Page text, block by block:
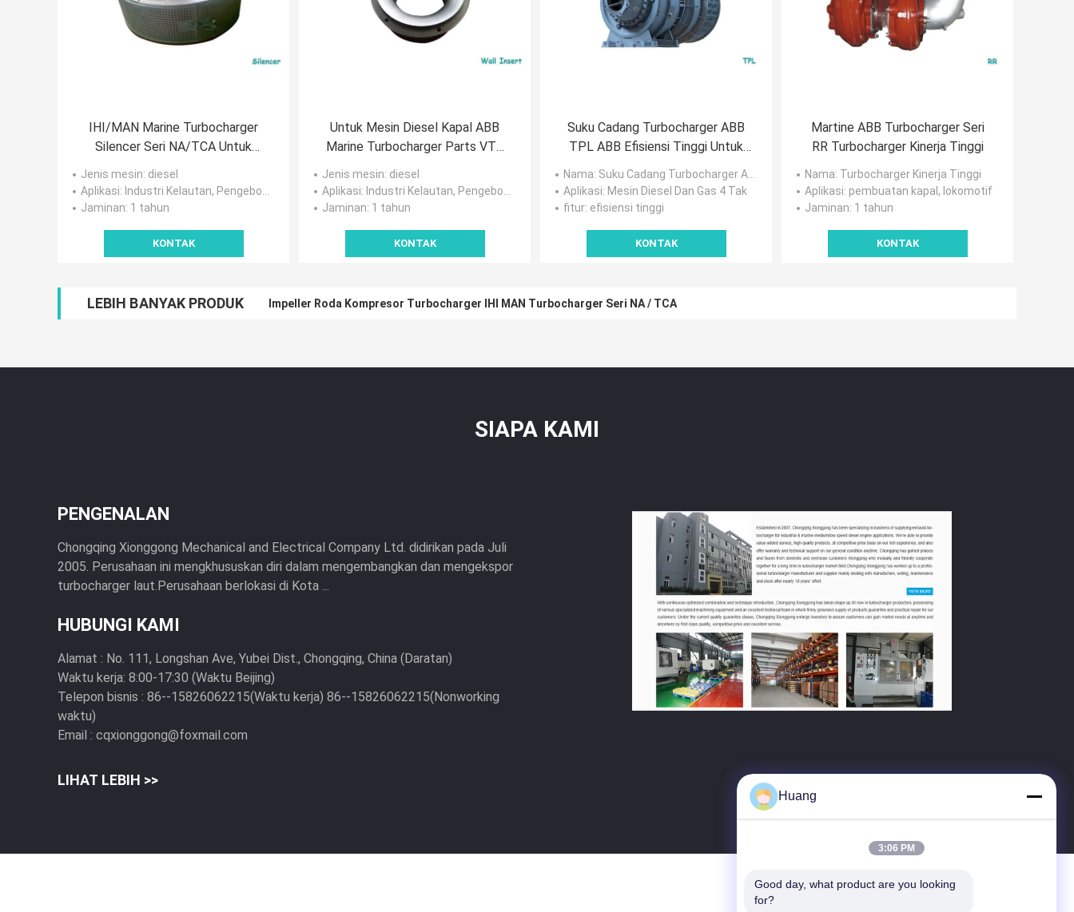
IHI/MAN Marine Turbocharger
Silencer Seri NA/TCA Untuk
Mesin Diesel Kapal
Jenis mesin: diesel
Aplikasi: Industri Kelautan, Pengeboran, dan Pertambangan
Jaminan: 1 tahun
KONTAK
Untuk Mesin Diesel Kapal ABB
Marine Turbocharger Parts VTC
Series Wall Insert
Jenis mesin: diesel
Aplikasi: Industri Kelautan, Pengeboran, dan Pertambangan
Jaminan: 1 tahun
KONTAK
Suku Cadang Turbocharger ABB
TPL ABB Efisiensi Tinggi Untuk
Mesin Diesel Dan Gas 4 Tak
Nama: Suku Cadang Turbocharger ABB
Aplikasi: Mesin Diesel Dan Gas 4 Tak
fitur: efisiensi tinggi
KONTAK
Martine ABB Turbocharger Seri
RR Turbocharger Kinerja Tinggi
Nama: Turbocharger Kinerja Tinggi
Aplikasi: pembuatan kapal, lokomotif
Jaminan: 1 tahun
KONTAK
LEBIH BANYAK PRODUK Impeller Roda Kompresor Turbocharger IHI MAN Turbocharger Seri NA / TCA
SIAPA KAMI
PENGENALAN
Chongqing Xionggong Mechanical and Electrical Company Ltd. didirikan pada Juli
2005. Perusahaan ini mengkhususkan diri dalam mengembangkan dan mengekspor
turbocharger laut.Perusahaan berlokasi di Kota ...
HUBUNGI KAMI
Alamat : No. 111, Longshan Ave, Yubei Dist., Chongqing, China (Daratan)
Waktu kerja: 8:00-17:30 (Waktu Beijing)
Telepon bisnis : 86--15826062215(Waktu kerja) 86--15826062215(Nonworking
waktu)
Email : cqxionggong@foxmail.com
LIHAT LEBIH >>
Huang
3:06 PM
Good day, what product are you looking
for?